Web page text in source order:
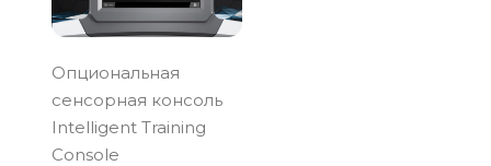
Опциональная
сенсорная консоль
Intelligent Training
Console